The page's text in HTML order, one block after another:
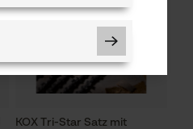
KOX Tri-Star Satz mit